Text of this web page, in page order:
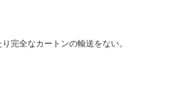
完全なカートンの輸送をない。